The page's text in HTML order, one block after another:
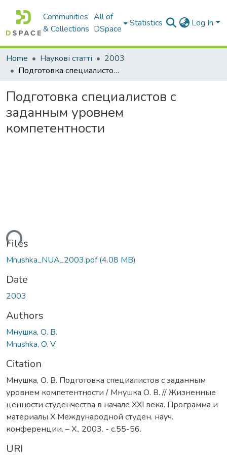
Communities
& Collections
All of
DSpace
Statistics Log In
Home Наукові статті
2003
Подготовка специалистов с заданным уровнем компетентности
Подготовка специалистов с
заданным уровнем
компетентности
Files
Mnushka_NUA_2003.pdf(4.08 MB)
Date
2003
Authors
Мнушка, О. В.
Mnushka, O. V.
Citation
Мнушка, О. В. Подготовка специалистов с заданным
уровнем компетентности / Мнушка О. В. // Жизненные
ценности студенчества в начале ХХІ века. Программа и
материалы Х Международной студен. науч.
конференции. – Х., 2003. - с.55-56.
URI